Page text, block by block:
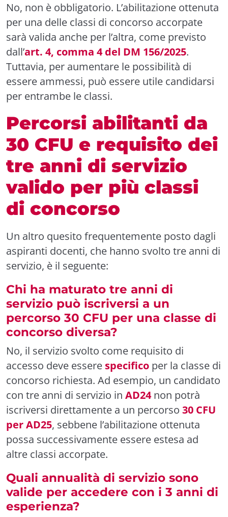
No, non è obbligatorio. L’abilitazione ottenuta
per una delle classi di concorso accorpate
sarà valida anche per l’altra, come previsto
dall’art. 4, comma 4 del DM 156/2025.
Tuttavia, per aumentare le possibilità di
essere ammessi, può essere utile candidarsi
per entrambe le classi.
Percorsi abilitanti da
30 CFU e requisito dei
tre anni di servizio
valido per più classi
di concorso
Un altro quesito frequentemente posto dagli
aspiranti docenti, che hanno svolto tre anni di
servizio, è il seguente:
Chi ha maturato tre anni di
servizio può iscriversi a un
percorso 30 CFU per una classe di
concorso diversa?
No, il servizio svolto come requisito di
accesso deve essere specifico per la classe di
concorso richiesta. Ad esempio, un candidato
con tre anni di servizio in AD24non potrà
iscriversi direttamente a un percorso 30 CFU
per AD25, sebbene l’abilitazione ottenuta
possa successivamente essere estesa ad
altre classi accorpate.
Quali annualità di servizio sono
valide per accedere con i 3 anni di
esperienza?